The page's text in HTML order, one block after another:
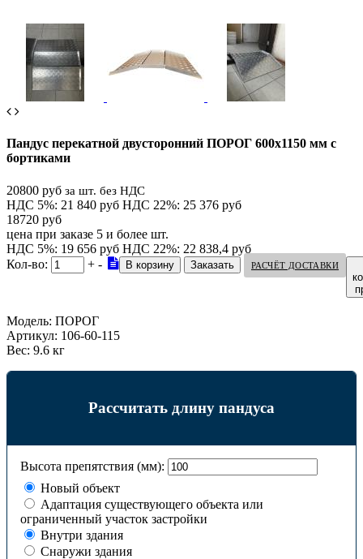
Пандус перекатной двусторонний ПОРОГ 600х1150 мм с
бортиками
20800 руб за шт. без НДС
НДС 5%: 21 840 руб НДС 22%: 25 376 руб
18720 руб
цена при заказе 5 и более шт.
НДС 5%: 19 656 руб НДС 22%: 22 838,4 руб
Кол-во:
+ - РАСЧЁТ ДОСТАВКИ
Модель: ПОРОГ
Артикул: 106-60-115
Вес: 9.6 кг
Рассчитать длину пандуса
Высота препятствия (мм):
Новый объект
Адаптация существующего объекта или
ограниченный участок застройки
Внутри здания
Снаружи здания